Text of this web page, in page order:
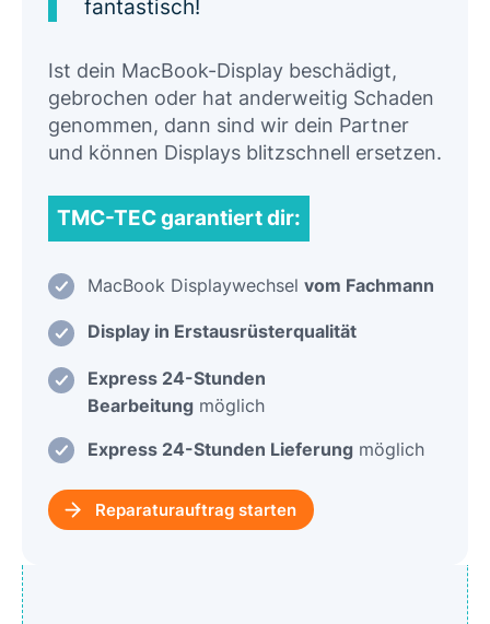
fantastisch!
Ist dein MacBook-Display beschädigt,
gebrochen oder hat anderweitig Schaden
genommen, dann sind wir dein Partner
und können Displays blitzschnell ersetzen.
TMC-TEC garantiert dir:
MacBook Displaywechsel vom Fachmann
Display in Erstausrüsterqualität
Express 24-Stunden
Bearbeitung möglich
Express 24-Stunden Lieferung möglich
Reparaturauftrag starten